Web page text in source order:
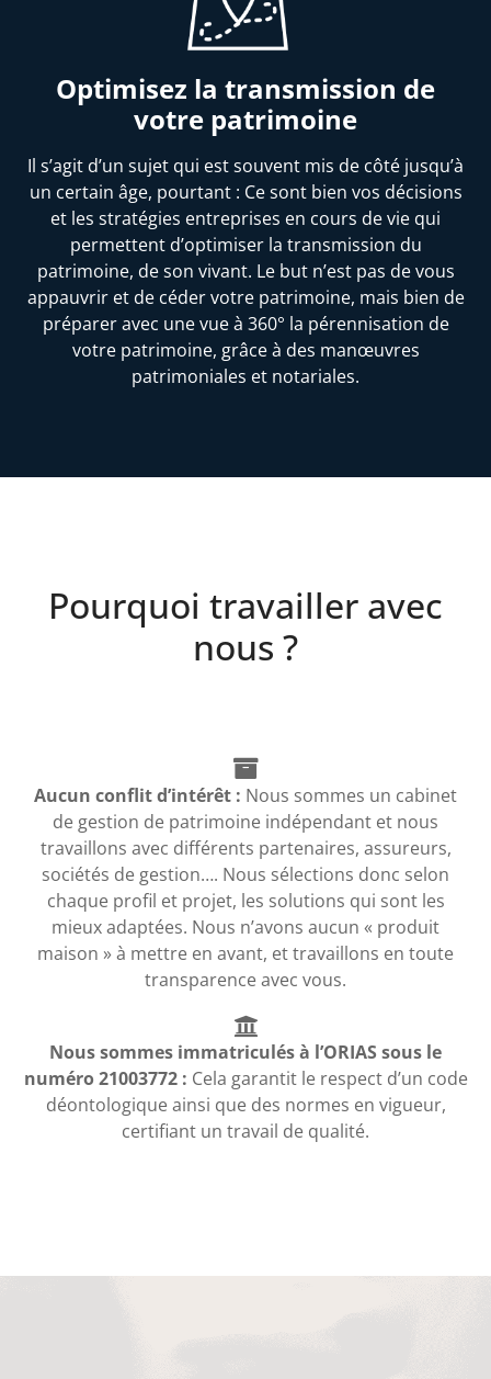
Optimisez la transmission de
votre patrimoine
Il s’agit d’un sujet qui est souvent mis de côté jusqu’à
un certain âge, pourtant : Ce sont bien vos décisions
et les stratégies entreprises en cours de vie qui
permettent d’optimiser la transmission du
patrimoine, de son vivant. Le but n’est pas de vous
appauvrir et de céder votre patrimoine, mais bien de
préparer avec une vue à 360° la pérennisation de
votre patrimoine, grâce à des manœuvres
patrimoniales et notariales.
Pourquoi travailler avec
nous ?
Aucun conflit d’intérêt : Nous sommes un cabinet
de gestion de patrimoine indépendant et nous
travaillons avec différents partenaires, assureurs,
sociétés de gestion…. Nous sélections donc selon
chaque profil et projet, les solutions qui sont les
mieux adaptées. Nous n’avons aucun « produit
maison » à mettre en avant, et travaillons en toute
transparence avec vous.
Nous sommes immatriculés à l’ORIAS sous le
numéro 21003772 : Cela garantit le respect d’un code
déontologique ainsi que des normes en vigueur,
certifiant un travail de qualité.